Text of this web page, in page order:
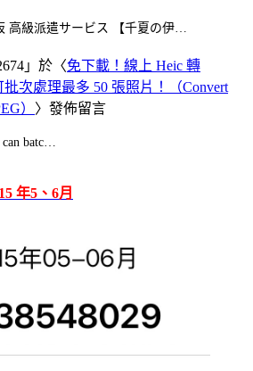
高級派遣サービス 【千夏の伊…
」於〈免下載！線上 Heic 轉
批次處理最多 50 張照片！（Convert
） 〉發佈留言
batc…
年5、6月